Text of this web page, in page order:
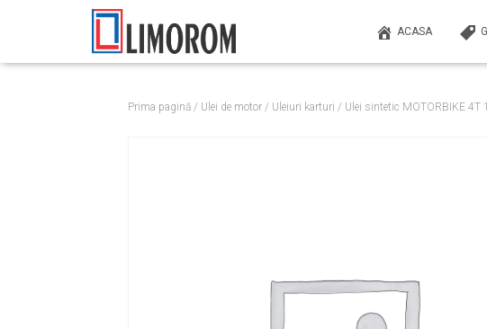
ACASA
Prima pagină / Ulei de motor / Uleiuri karturi / Ulei sintetic MOTORBIKE 4T